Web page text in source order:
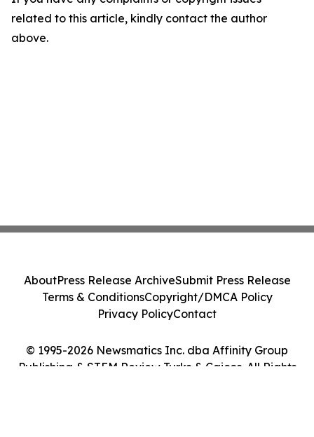
related to this article, kindly contact the author
above.
© 1995-2026 Newsmatics Inc. dba Affinity Group
Publishing & STEM Review Turks & Caicos. All Rights
AboutPress Release ArchiveSubmit Press Release
Terms & ConditionsCopyright/DMCA Policy
Privacy PolicyContact